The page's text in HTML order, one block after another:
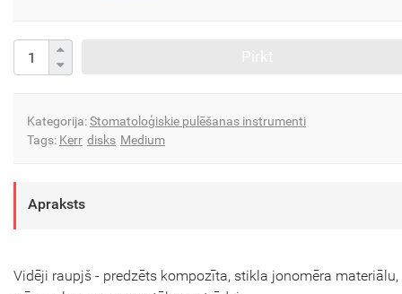
Kategorija:Stomatoloģiskie pulēšanas instrumenti
Tags: Kerr disks Medium
Apraksts
Vidēji raupjš - predzēts kompozīta, stikla jonomēra materiālu,